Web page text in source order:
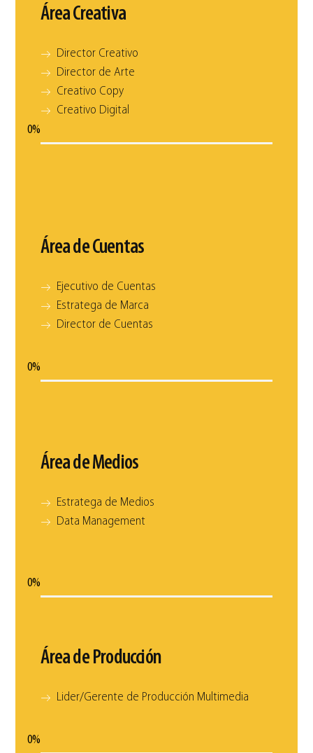
Área Creativa
Director Creativo
Director de Arte
Creativo Copy
Creativo Digital
0%
Área de Cuentas
Ejecutivo de Cuentas
Estratega de Marca
Director de Cuentas
0%
Área de Medios
Estratega de Medios
Data Management
0%
Área de Producción
Lider/Gerente de Producción Multimedia
0%